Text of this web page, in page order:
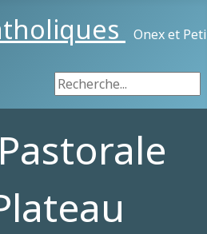
Onex et
Rechercher